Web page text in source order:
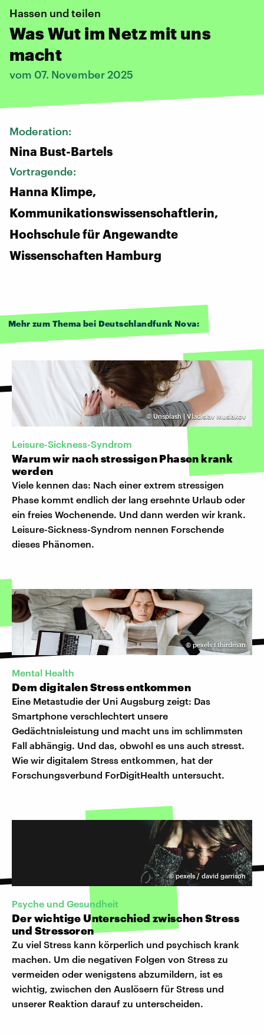
Hassen und teilen
Was Wut im Netz mit uns
macht
vom 07. November 2025
Moderation:
Nina Bust-Bartels
Vortragende:
Hanna Klimpe,
Kommunikationswissenschaftlerin,
Hochschule für Angewandte
Wissenschaften Hamburg
Mehr zum Thema bei Deutschlandfunk Nova:
©Unsplash | Vladislav Muslakov
Leisure-Sickness-Syndrom
Warum wir nach stressigen Phasen krank
werden
Viele kennen das: Nach einer extrem stressigen
Phase kommt endlich der lang ersehnte Urlaub oder
ein freies Wochenende. Und dann werden wir krank.
Leisure-Sickness-Syndrom nennen Forschende
dieses Phänomen.
© pexels I thirdman
Mental Health
Dem digitalen Stress entkommen
Eine Metastudie der Uni Augsburg zeigt: Das
Smartphone verschlechtert unsere
Gedächtnisleistung und macht uns im schlimmsten
Fall abhängig. Und das, obwohl es uns auch stresst.
Wie wir digitalem Stress entkommen, hat der
Forschungsverbund ForDigitHealth untersucht.
©pexels / david garrison
Psyche und Gesundheit
Der wichtige Unterschied zwischen Stress
und Stressoren
Zu viel Stress kann körperlich und psychisch krank
machen. Um die negativen Folgen von Stress zu
vermeiden oder wenigstens abzumildern, ist es
wichtig, zwischen den Auslösern für Stress und
unserer Reaktion darauf zu unterscheiden.